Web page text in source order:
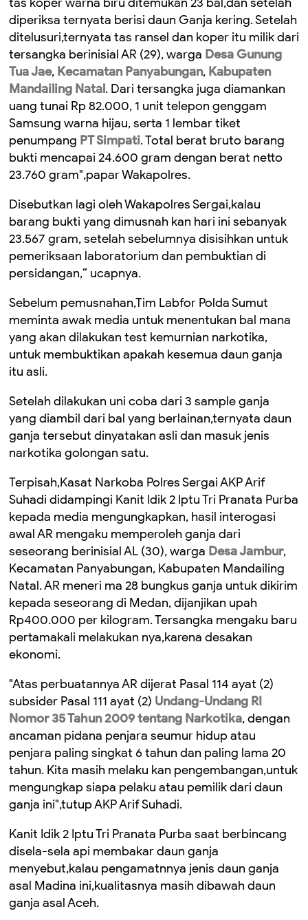
diperiksa ternyata berisi daun Ganja kering. Setelah
ditelusuri,ternyata tas ransel dan koper itu milik dari
tersangka berinisial AR (29), warga Desa Gunung
Tua Jae, Kecamatan Panyabungan, Kabupaten
Mandailing Natal. Dari tersangka juga diamankan
uang tunai Rp 82.000, 1 unit telepon genggam
Samsung warna hijau, serta 1 lembar tiket
penumpang PT Simpati. Total berat bruto barang
bukti mencapai 24.600 gram dengan berat netto
23.760 gram",papar Wakapolres.
Disebutkan lagi oleh Wakapolres Sergai,kalau
barang bukti yang dimusnah kan hari ini sebanyak
23.567 gram, setelah sebelumnya disisihkan untuk
pemeriksaan laboratorium dan pembuktian di
persidangan,” ucapnya.
Sebelum pemusnahan,Tim Labfor Polda Sumut
meminta awak media untuk menentukan bal mana
yang akan dilakukan test kemurnian narkotika,
untuk membuktikan apakah kesemua daun ganja
itu asli.
Setelah dilakukan uni coba dari 3 sample ganja
yang diambil dari bal yang berlainan,ternyata daun
ganja tersebut dinyatakan asli dan masuk jenis
narkotika golongan satu.
Terpisah,Kasat Narkoba Polres Sergai AKP Arif
Suhadi didampingi Kanit Idik 2 Iptu Tri Pranata Purba
kepada media mengungkapkan, hasil interogasi
awal AR mengaku memperoleh ganja dari
seseorang berinisial AL (30), warga Desa Jambur,
Kecamatan Panyabungan, Kabupaten Mandailing
Natal. AR meneri ma 28 bungkus ganja untuk dikirim
kepada seseorang di Medan, dijanjikan upah
Rp400.000 per kilogram. Tersangka mengaku baru
pertamakali melakukan nya,karena desakan
ekonomi.
"Atas perbuatannya AR dijerat Pasal 114 ayat (2)
subsider Pasal 111 ayat (2) Undang-Undang RI
Nomor 35 Tahun 2009 tentang Narkotika, dengan
ancaman pidana penjara seumur hidup atau
penjara paling singkat 6 tahun dan paling lama 20
tahun. Kita masih melaku kan pengembangan,untuk
mengungkap siapa pelaku atau pemilik dari daun
ganja ini",tutup AKP Arif Suhadi.
Kanit Idik 2 Iptu Tri Pranata Purba saat berbincang
disela-sela api membakar daun ganja
menyebut,kalau pengamatnnya jenis daun ganja
asal Madina ini,kualitasnya masih dibawah daun
ganja asal Aceh.